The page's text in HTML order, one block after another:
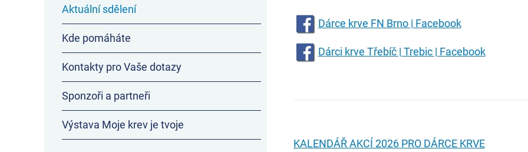
Dárce krve FN Brno | Facebook
Dárci krve Třebíč | Trebic | Facebook
KALENDÁŘ AKCÍ 2026 PRO DÁRCE KRVE
Aktuální sdělení
Kde pomáháte
Kontakty pro Vaše dotazy
Sponzoři a partneři
Výstava Moje krev je tvoje